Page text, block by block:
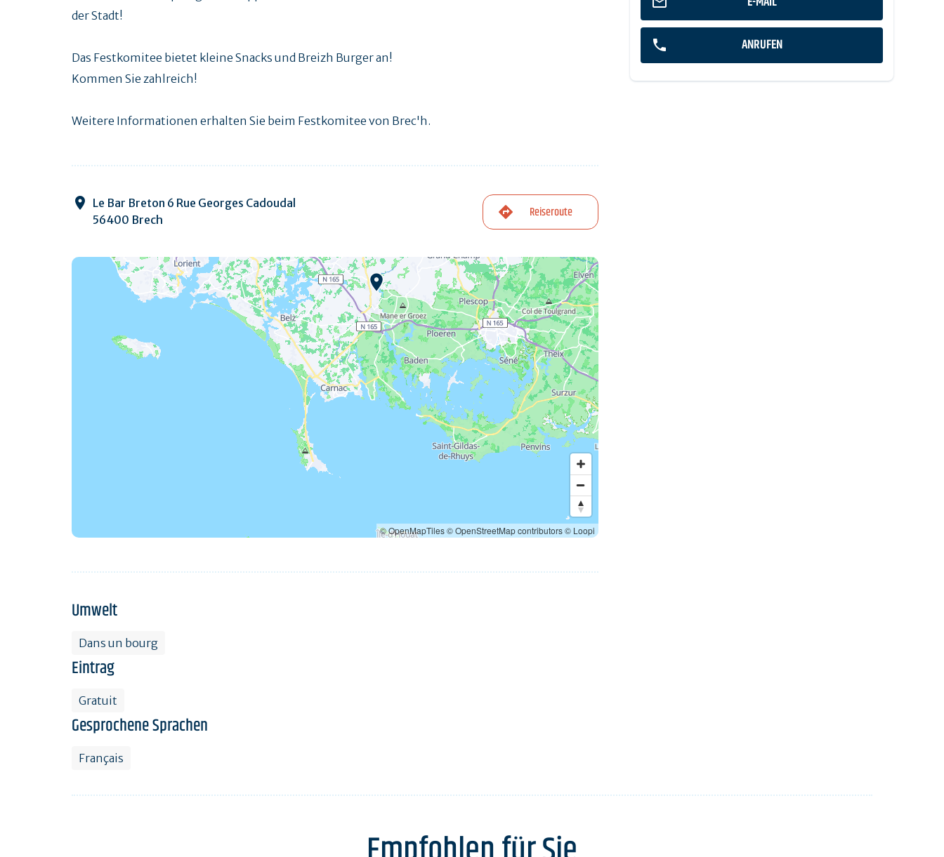
ANRUFEN
der Stadt!
Das Festkomitee bietet kleine Snacks und Breizh Burger an!
Kommen Sie zahlreich!
Weitere Informationen erhalten Sie beim Festkomitee von Brec'h.
Le Bar Breton 6 Rue Georges Cadoudal
56400 Brech
Reiseroute
© OpenMapTiles© OpenStreetMap contributors© Loopi
Umwelt
Dans un bourg
Eintrag
Gratuit
Gesprochene Sprachen
Français